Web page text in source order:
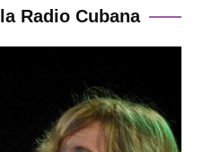
Radio Cubana